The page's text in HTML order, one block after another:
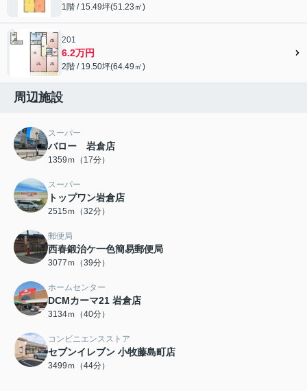
1階 / 15.49坪(51.23㎡)
201
6.2万円
2階 / 19.50坪(64.49㎡)
周辺施設
スーパー
バロー 岩倉店
1359ｍ（17分）
スーパー
トップワン岩倉店
2515ｍ（32分）
郵便局
西春鍛治ケ一色簡易郵便局
3077ｍ（39分）
ホームセンター
DCMカーマ21 岩倉店
3134ｍ（40分）
コンビニエンスストア
セブンイレブン 小牧藤島町店
3499ｍ（44分）